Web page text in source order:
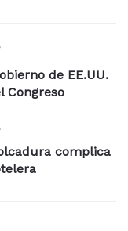
de EE.UU.
Congreso
complica